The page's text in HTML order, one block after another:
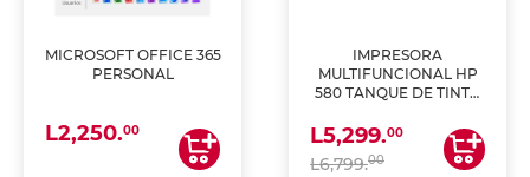
MICROSOFT OFFICE 365
PERSONAL
L2,250.00
IMPRESORA
MULTIFUNCIONAL HP
580 TANQUE DE TINTA
ESCANEA)
L5,299.00
L6,799.00